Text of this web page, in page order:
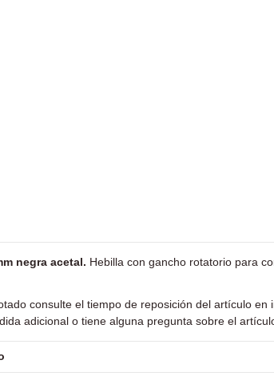
negra acetal. Hebilla con gancho rotatorio para
consulte el tiempo de reposición del artículo en
adicional o tiene alguna pregunta sobre el